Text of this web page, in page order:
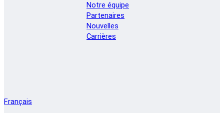
Notre équipe
Partenaires
Nouvelles
Carrières
Français